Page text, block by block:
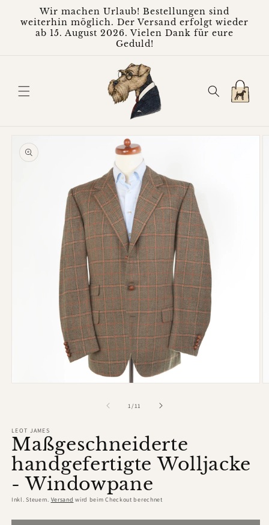
Inhalt
Wir machen Urlaub! Bestellungen sind
weiterhin möglich. Der Versand erfolgt wieder
ab 15. August 2026. Vielen Dank für eure
Geduld!
Warenkorb
1 /von
11
LEOT JAMES
Maßgeschneiderte
handgefertigte Wolljacke
- Windowpane
Inkl. Steuern. Versand wird beim Checkout berechnet